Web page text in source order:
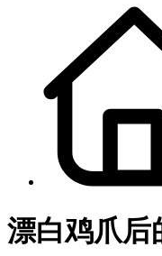
漂白鸡爪后